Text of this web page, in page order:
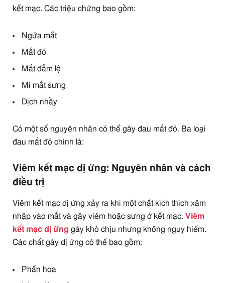
kết mạc. Các triệu chứng bao gồm:
Ngứa mắt
Mắt đỏ
Mắt đẫm lệ
Mí mắt sưng
Dịch nhầy
Có một số nguyên nhân có thể gây đau mắt đỏ. Ba loại
đau mắt đỏ chính là:
Viêm kết mạc dị ứng: Nguyên nhân và cách
điều trị
Viêm kết mạc dị ứng xảy ra khi một chất kích thích xâm
nhập vào mắt và gây viêm hoặc sưng ở kết mạc. Viêm
kết mạc dị ứng gây khó chịu nhưng không nguy hiểm.
Các chất gây dị ứng có thể bao gồm:
Phấn hoa